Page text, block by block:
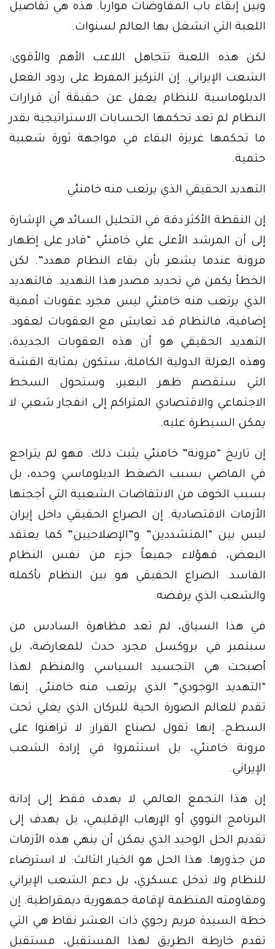
وبين إبقاء باب المفاوضات موارباً. هذه هي تفاصيل
اللعبة التي انشغل بها العالم لسنوات.
لكن هذه اللعبة تتجاهل اللاعب الأهم والأقوى:
الشعب الإيراني. إن التركيز المفرط على ردود الفعل
الدبلوماسية للنظام يغفل عن حقيقة أن قرارات
النظام لم تعد تحكمها الحسابات الاستراتيجية بقدر
ما تحكمها غريزة البقاء في مواجهة ثورة شعبية
حتمية.
التهديد الحقيقي الذي يرتعب منه خامنئي
إن النقطة الأكثر دقة في التحليل السائد هي الإشارة
إلى أن المرشد الأعلى علي خامنئي “قادر على إظهار
مرونة عندما يشعر بأن بقاء النظام مهدد”. لكن
الخطأ يكمن في تحديد مصدر هذا التهديد. فالتهديد
الذي يرتعب منه خامنئي ليس مجرد عقوبات أممية
إضافية، فالنظام قد تعايش مع العقوبات لعقود.
التهديد الحقيقي هو أن هذه العقوبات الجديدة،
وهذه العزلة الدولية الكاملة، ستكون بمثابة القشة
التي ستقصم ظهر البعير، وستحول السخط
الاجتماعي والاقتصادي المتراكم إلى انفجار شعبي لا
يمكن السيطرة عليه.
إن تاريخ “مرونة” خامنئي يثبت ذلك. فهو لم يتراجع
في الماضي بسبب الضغط الدبلوماسي وحده، بل
بسبب الخوف من الانتفاضات الشعبية التي أججتها
الأزمات الاقتصادية. إن الصراع الحقيقي داخل إيران
ليس بين “المتشددين” و”الإصلاحيين” كما يعتقد
البعض، فهؤلاء جميعاً جزء من نفس النظام
الفاسد. الصراع الحقيقي هو بين النظام بأكمله
والشعب الذي يرفضه.
في هذا السياق، لم تعد مظاهرة السادس من
سبتمبر في بروكسل مجرد حدث للمعارضة، بل
أصبحت هي التجسيد السياسي والمنظم لهذا
“التهديد الوجودي” الذي يرتعب منه خامنئي. إنها
تقدم للعالم الصورة الحية للبركان الذي يغلي تحت
السطح. إنها تقول لصناع القرار: لا تراهنوا على
مرونة خامنئي، بل استثمروا في إرادة الشعب
الإيراني.
إن هذا التجمع العالمي لا يهدف فقط إلى إدانة
البرنامج النووي أو الإرهاب الإقليمي، بل يهدف إلى
تقديم الحل الوحيد الذي يمكن أن ينهي هذه الأزمات
من جذورها. هذا الحل هو الخيار الثالث: لا استرضاء
للنظام ولا تدخل عسكري، بل دعم الشعب الإيراني
ومقاومته المنظمة لإقامة جمهورية ديمقراطية. إن
خطة السيدة مريم رجوي ذات العشر نقاط هي التي
تقدم خارطة الطريق لهذا المستقبل، مستقبل